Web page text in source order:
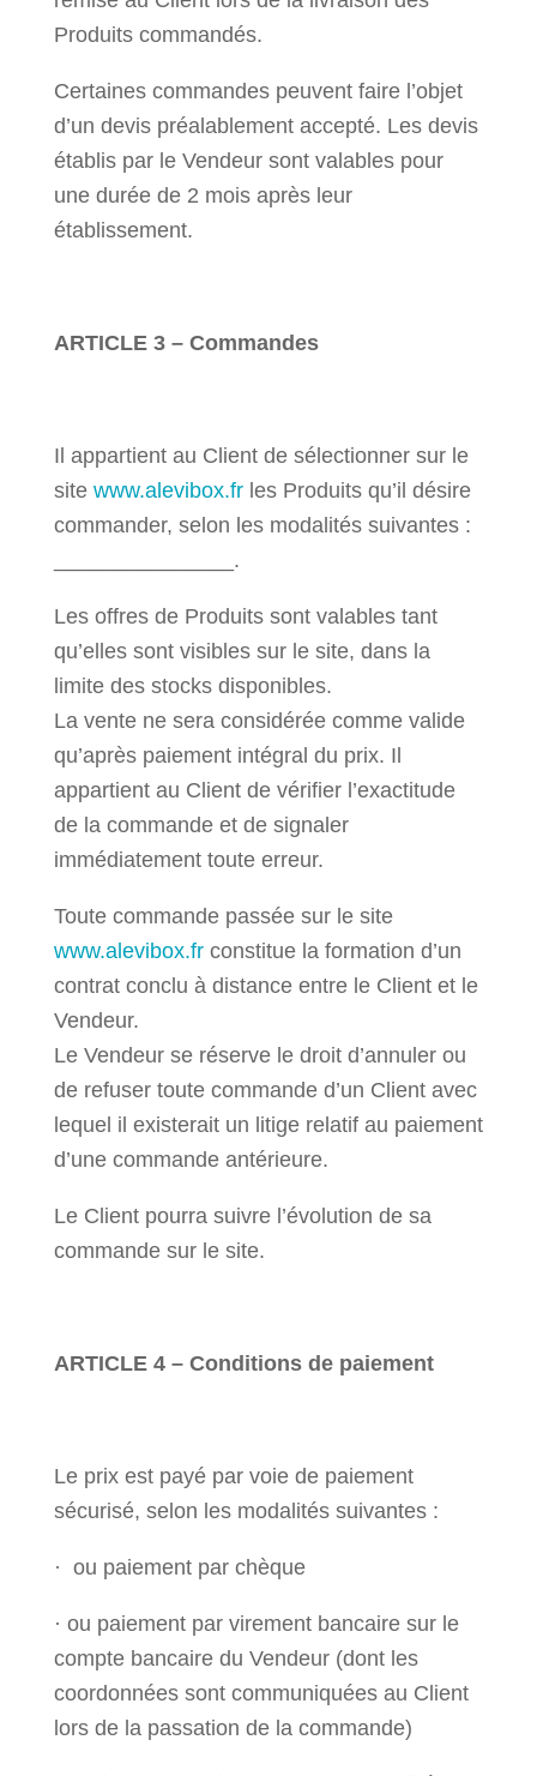
Produits commandés.
Certaines commandes peuvent faire l’objet
d’un devis préalablement accepté. Les devis
établis par le Vendeur sont valables pour
une durée de 2 mois après leur
établissement.
ARTICLE 3 – Commandes
Il appartient au Client de sélectionner sur le
site www.alevibox.frles Produits qu’il désire
commander, selon les modalités suivantes :
_______________.
Les offres de Produits sont valables tant
qu’elles sont visibles sur le site, dans la
limite des stocks disponibles.
La vente ne sera considérée comme valide
qu’après paiement intégral du prix. Il
appartient au Client de vérifier l’exactitude
de la commande et de signaler
immédiatement toute erreur.
Toute commande passée sur le site
www.alevibox.frconstitue la formation d’un
contrat conclu à distance entre le Client et le
Vendeur.
Le Vendeur se réserve le droit d’annuler ou
de refuser toute commande d’un Client avec
lequel il existerait un litige relatif au paiement
d’une commande antérieure.
Le Client pourra suivre l’évolution de sa
commande sur le site.
ARTICLE 4 – Conditions de paiement
Le prix est payé par voie de paiement
sécurisé, selon les modalités suivantes :
· ou paiement par chèque
· ou paiement par virement bancaire sur le
compte bancaire du Vendeur (dont les
coordonnées sont communiquées au Client
lors de la passation de la commande)